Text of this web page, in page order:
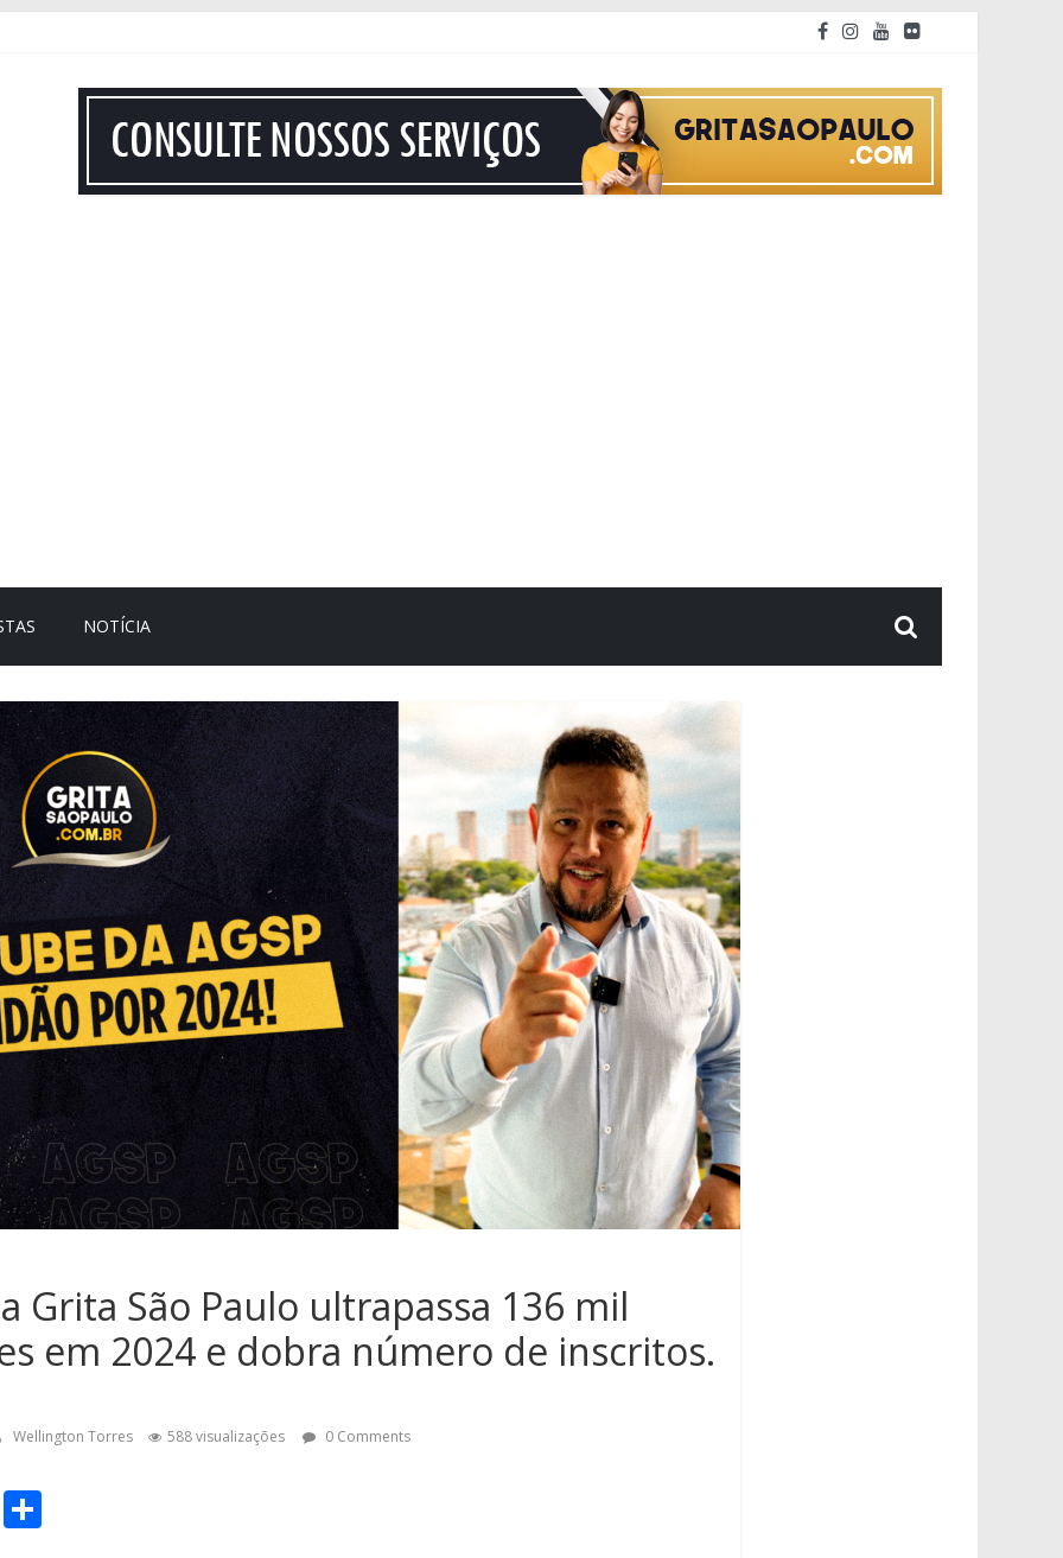
NOTÍCIA
Grita São Paulo ultrapassa 136 mil
em 2024 e dobra número de inscritos.
Wellington Torres 588 visualizações 0 Comments
C